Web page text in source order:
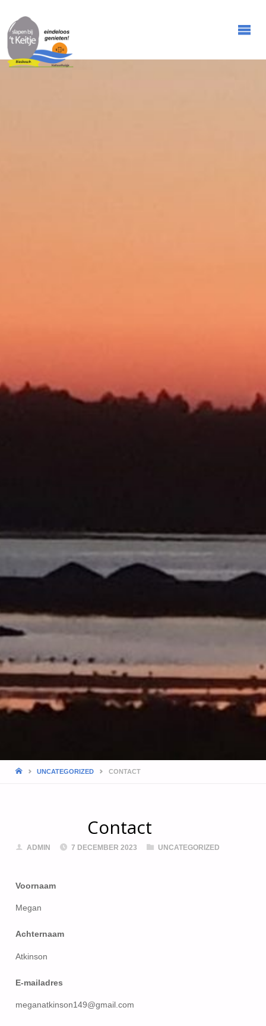
HOMEUNCATEGORIZED CONTACT
Contact
ADMIN 7 DECEMBER 2023 UNCATEGORIZED
Voornaam
Megan
Achternaam
Atkinson
E-mailadres
meganatkinson149@gmail.com